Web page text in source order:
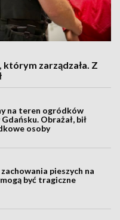
zarządzała. Z
na teren ogródków
Obrażał, bił
osoby
pieszych na
być tragiczne